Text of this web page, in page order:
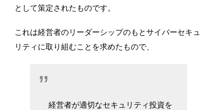
として策定されたものです。
これは経営者のリーダーシップのもとサイバーセキュ
リティに取り組むことを求めたもので、
経営者が適切なセキュリティ投資を